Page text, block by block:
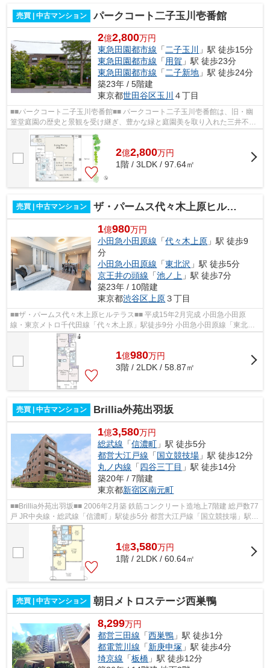
売買 | 中古マンション パークコート二子玉川壱番館
2億2,800万円
東急田園都市線 「二子玉川
」駅 徒歩15分
東急田園都市線 「用賀 」駅 徒歩23分
東急田園都市線 「二子新地 」駅 徒歩24分
築23年 / 5階建
東京都世田谷区玉川 ４丁目
■■パークコート二子玉川壱番館■■ パークコート二子玉川壱番館は、旧・幽
篁堂庭園の歴史と景観を受け継ぎ、豊かな緑と庭園美を取り入れた三井不動
産レジデンシャルの「パークコート」...
2億2,800万円
1階 / 3LDK / 97.64㎡
売買 | 中古マンション ザ・パームス代々木上原ヒルテラス
1億980万円
小田急小田原線 「代々木上原 」駅 徒歩9
分
小田急小田原線 「東北沢 」駅 徒歩5分
京王井の頭線 「池ノ上 」駅 徒歩7分
築23年 / 10階建
東京都渋谷区上原３丁目
■■ザ・パームス代々木上原ヒルテラス■■ 平成15年2月完成 小田急小田原
線・東京メトロ千代田線「代々木上原」駅徒歩9分 小田急小田原線「東北
沢」駅徒歩5分 京王井の頭線「池之上」駅...
1億980万円
3階 / 2LDK / 58.87㎡
売買 | 中古マンション Brillia外苑出羽坂
1億3,580万円
総武線 「信濃町 」駅 徒歩5分
都営大江戸線 「国立競技場 」駅 徒歩12分
丸ノ内線 「四谷三丁目 」駅 徒歩14分
築20年 / 7階建
東京都新宿区南元町
■■Brillia外苑出羽坂■■ 2006年2月築 鉄筋コンクリート造地上7階建 総戸数77
戸 JR中央線・総武線「信濃町」駅徒歩5分 都営大江戸線「国立競技場」駅徒
歩12分 東京メトロ丸ノ内線「四...
1億3,580万円
1階 / 2LDK / 60.64㎡
売買 | 中古マンション 朝日メトロステージ西巣鴨
8,299万円
都営三田線 「西巣鴨 」駅 徒歩1分
都電荒川線 「新庚申塚 」駅 徒歩4分
埼京線 「板橋 」駅 徒歩12分